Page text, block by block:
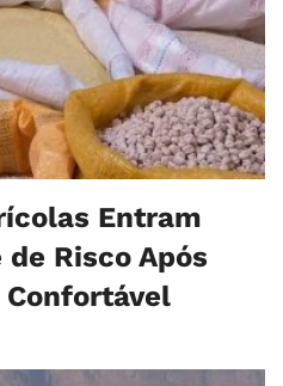
Entram
de Risco Após